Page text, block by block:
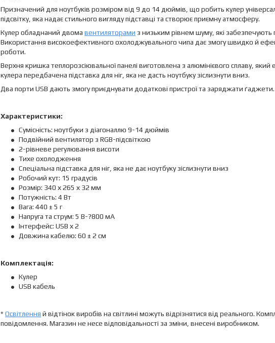
Призначений для ноутбуків розміром від 9 до 14 дюймів, що робить кулер
підсвітку, яка надає стильного вигляду підставці та створює приємну атмосферу.
Кулер обладнаний двома вентиляторами з низьким рівнем шуму, які забезпечують
Використання високоефективного охолоджувального чипа дає змогу швидко й
роботи.
Верхня кришка теплорозсіювальної панелі виготовлена з алюмінієвого сплаву,
кулера передбачена підставка для ніг, яка не дасть ноутбуку зіслизнути вниз.
Два порти USB дають змогу приєднувати додаткові пристрої та заряджати ґаджети.
Характеристики:
Сумісність: ноутбуки з діагоналлю 9-14 дюймів
Подвійний вентилятор з RGB-підсвіткою
2-рівневе регулювання висоти
Тихе охолодження
Спеціальна підставка для ніг, яка не дає ноутбуку зіслизнути вниз
Робочий кут: 15 градусів
Розмір: 340 х 265 х 32 мм
Потужність: 4 Вт
Вага: 440 ± 5 г
Напруга та струм: 5 В-?800 мА
Інтерфейс: USB х 2
Довжина кабелю: 60 ± 2 см
Комплектація:
Кулер
USB кабель
* Освітлення й відтінок виробів на світлині можуть відрізнятися від реального.
повідомлення. Магазин не несе відповідальності за зміни, внесені виробником.